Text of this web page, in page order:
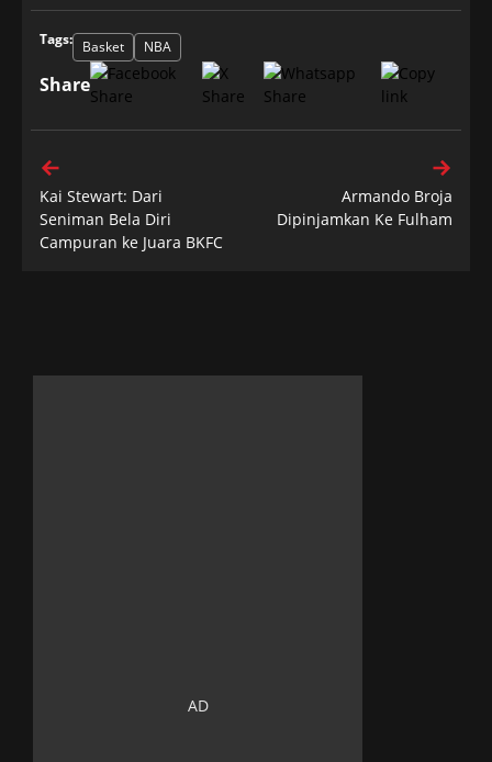
Tags: Basket NBA
Share
Kai Stewart: Dari
Seniman Bela Diri
Campuran ke Juara BKFC
Armando Broja
Dipinjamkan Ke Fulham